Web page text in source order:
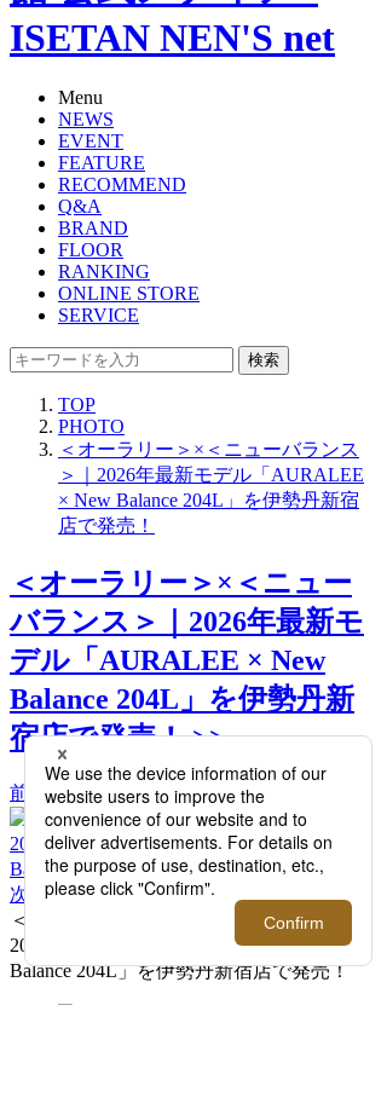
ISETAN NEN'S net
Menu
NEWS
EVENT
FEATURE
RECOMMEND
Q&A
BRAND
FLOOR
RANKING
ONLINE STORE
SERVICE
検索
TOP
PHOTO
＜オーラリー＞×＜ニューバランス
＞｜2026年最新モデル「AURALEE
× New Balance 204L」を伊勢丹新宿
店で発売！
＜オーラリー＞×＜ニュー
バランス＞｜2026年最新モ
デル「AURALEE × New
Balance 204L」を伊勢丹新
宿店で発売！ >>
前へ
次へ
＜オーラリー＞×＜ニューバランス＞｜
2026年最新モデル「AURALEE × New
Balance 204L」を伊勢丹新宿店で発売！